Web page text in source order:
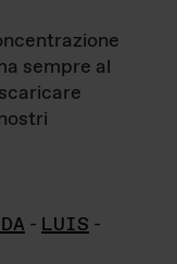
sempre al
- LUIS -